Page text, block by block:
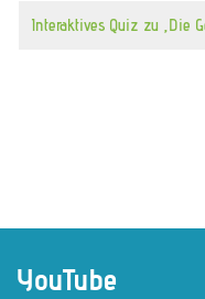
Interaktives Quiz zu „Die
YouTube